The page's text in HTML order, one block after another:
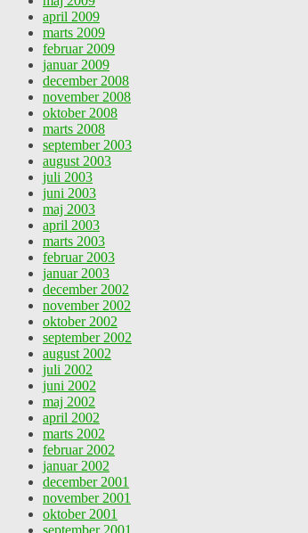
april 2009
marts 2009
februar 2009
januar 2009
december 2008
november 2008
oktober 2008
marts 2008
september 2003
august 2003
juli 2003
juni 2003
maj 2003
april 2003
marts 2003
februar 2003
januar 2003
december 2002
november 2002
oktober 2002
september 2002
august 2002
juli 2002
juni 2002
maj 2002
april 2002
marts 2002
februar 2002
januar 2002
december 2001
november 2001
oktober 2001
september 2001